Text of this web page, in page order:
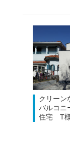
クリーン
バルコニ
住宅 T